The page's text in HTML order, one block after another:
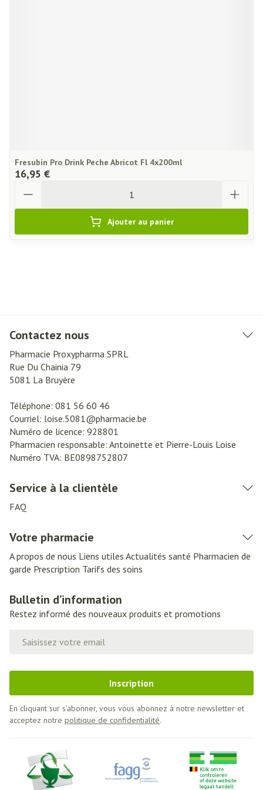
Fresubin Pro Drink Peche Abricot Fl 4x200ml
16,95 €
Ajouter au panier
Contactez nous
Pharmacie Proxypharma SPRL
Rue Du Chainia 79
5081 La Bruyère
Téléphone: 081 56 60 46
Courriel: loise.5081@pharmacie.be
Numéro de licence: 928801
Pharmacien responsable: Antoinette et Pierre-Louis Loise
Numéro TVA: BE0898752807
Service à la clientèle
FAQ
Votre pharmacie
A propos de nous Liens utiles Actualités santé Pharmacien de
garde Prescription Tarifs des soins
Bulletin d’information
Restez informé des nouveaux produits et promotions
Inscription
En cliquant sur s'abonner, vous vous abonnez à notre newsletter et
acceptez notre politique de confidentialité.